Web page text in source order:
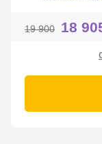
19 900 18